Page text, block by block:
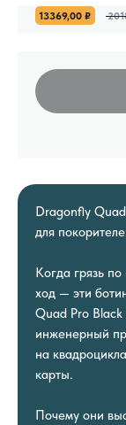
13369,00 ₽
Dragonfly
для
Когда грязь
ход — эти
Quad Pro
инженерный
на
карты.
Почему они